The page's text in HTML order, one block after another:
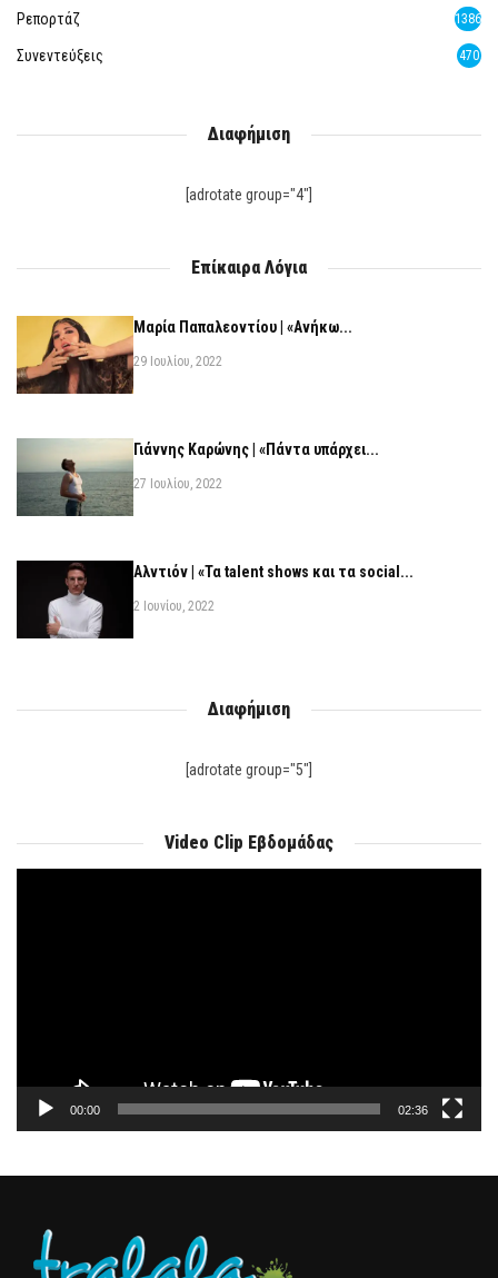
Ρεπορτάζ 1386
Συνεντεύξεις 470
Διαφήμιση
[adrotate group="4"]
Επίκαιρα Λόγια
Μαρία Παπαλεοντίου | «Ανήκω...
29 Ιουλίου, 2022
Γιάννης Καρώνης | «Πάντα υπάρχει...
27 Ιουλίου, 2022
Αλντιόν | «Τα talent shows και τα social...
2 Ιουνίου, 2022
Διαφήμιση
[adrotate group="5"]
Video Clip Εβδομάδας
00:00 02:36